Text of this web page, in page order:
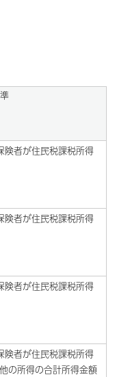
険者が住民税課税所得
険者が住民税課税所得
険者が住民税課税所得
険者が住民税課税所得
の所得の合計所得金額